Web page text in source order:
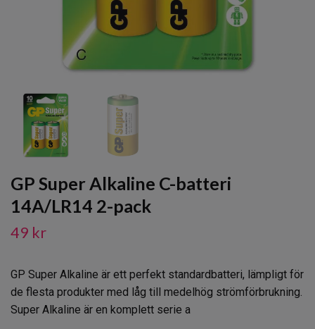
GP Super Alkaline C-batteri
14A/LR14 2-pack
49 kr
GP Super Alkaline är ett perfekt standardbatteri, lämpligt för
de flesta produkter med låg till medelhög strömförbrukning.
Super Alkaline är en komplett serie a